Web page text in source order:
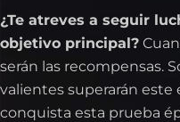
¿Te atreves a seguir
objetivo principal?
serán las recompensas.
valientes superarán
conquista esta prueba